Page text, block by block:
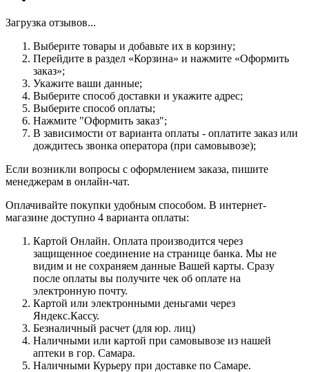
Загрузка отзывов...
Выберите товары и добавьте их в корзину;
Перейдите в раздел «Корзина» и нажмите «Оформить
заказ»;
Укажите ваши данные;
Выберите способ доставки и укажите адрес;
Выберите способ оплаты;
Нажмите "Оформить заказ";
В зависимости от варианта оплаты - оплатите заказ или
дождитесь звонка оператора (при самовывозе);
Если возникли вопросы с оформлением заказа, пишите
менеджерам в онлайн-чат.
Оплачивайте покупки удобным способом. В интернет-
магазине доступно 4 варианта оплаты:
Картой Онлайн. Оплата производится через
защищенное соединение на странице банка. Мы не
видим и не сохраняем данные Вашей карты. Сразу
после оплаты вы получите чек об оплате на
электронную почту.
Картой или электронными деньгами через
Яндекс.Кассу.
Безналичный расчет (для юр. лиц)
Наличными или картой при самовывозе из нашей
аптеки в гор. Самара.
Наличными Курьеру при доставке по Самаре.